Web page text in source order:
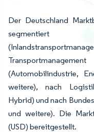
Der Deutschland
segmentiert
(Automobilindustrie,
weitere), nach
Hybrid) und nach
und weitere). Die
(USD) bereitgestellt.